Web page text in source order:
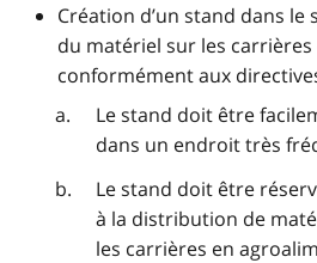
Création d’un stand dans
du matériel sur les
conformément aux
Le stand doit être
dans un endroit très
Le stand doit être
à la distribution de
les carrières en